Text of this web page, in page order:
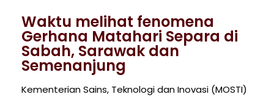
Waktu melihat fenomena
Gerhana Matahari Separa di
Sabah, Sarawak dan
Semenanjung
Kementerian Sains, Teknologi dan Inovasi (MOSTI)